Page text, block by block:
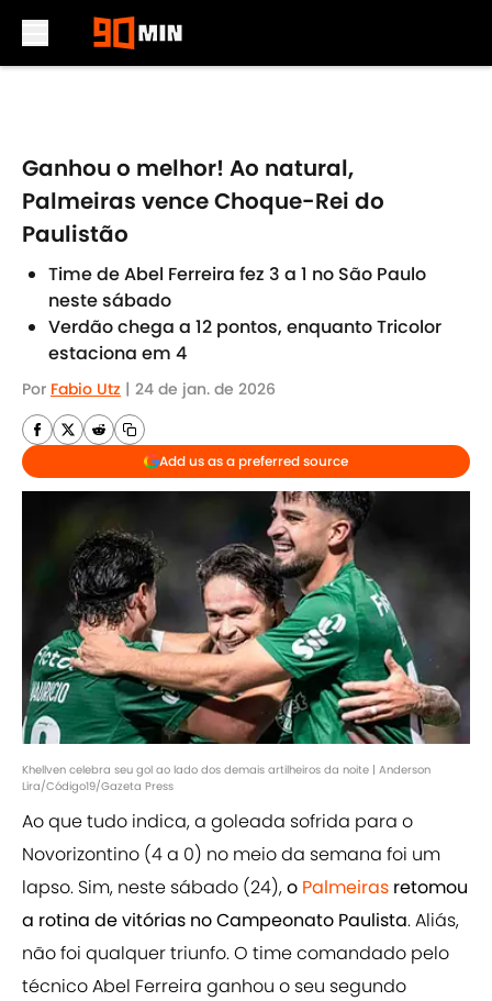
Ganhou o melhor! Ao natural,
Palmeiras vence Choque-Rei do
Paulistão
Time de Abel Ferreira fez 3 a 1 no São Paulo
neste sábado
Verdão chega a 12 pontos, enquanto Tricolor
estaciona em 4
Por Fabio Utz | 24 de jan. de 2026
Add us as a preferred source
Khellven celebra seu gol ao lado dos demais artilheiros da noite | Anderson
Lira/Código19/Gazeta Press
Ao que tudo indica, a goleada sofrida para o
Novorizontino (4 a 0) no meio da semana foi um
lapso. Sim, neste sábado (24),o Palmeiras retomou
a rotina de vitórias no Campeonato Paulista. Aliás,
não foi qualquer triunfo. O time comandado pelo
técnico Abel Ferreira ganhou o seu segundo